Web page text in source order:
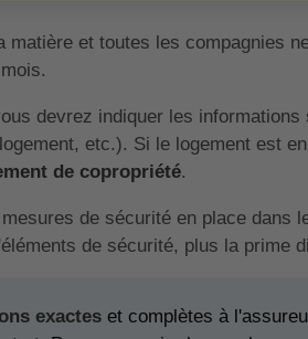
matière et toutes les compagnies
devrez indiquer les informations
etc.). Si le logement est en
de copropriété.
de sécurité en place dans
de sécurité, plus la prime
exacteset complètes à